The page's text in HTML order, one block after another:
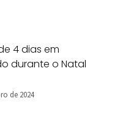
4 dias em
durante o Natal
de 2024